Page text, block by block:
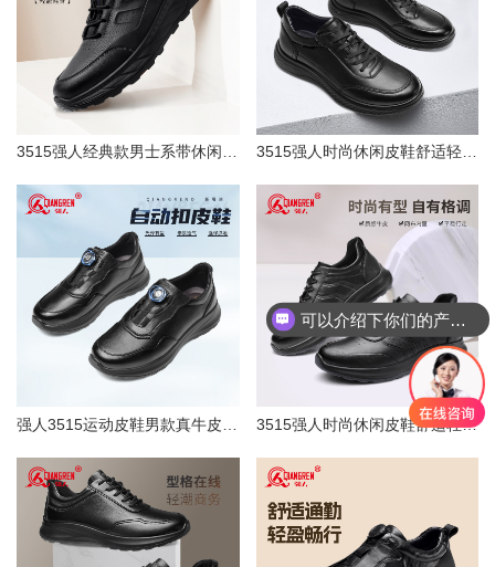
3515强人时尚休闲皮鞋舒适轻便透气软面牛皮鞋简约商务通勤男鞋87535
可以介绍下你们的产品么？